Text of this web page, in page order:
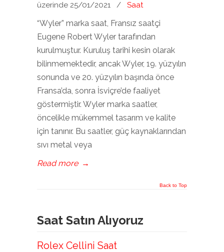
üzerinde 25/01/2021 / Saat
“Wyler” marka saat, Fransız saatçi
Eugene Robert Wyler tarafından
kurulmuştur. Kuruluş tarihi kesin olarak
bilinmemektedir, ancak Wyler, 19. yüzyılın
sonunda ve 20. yüzyılın başında önce
Fransa’da, sonra İsviçre’de faaliyet
göstermiştir. Wyler marka saatler,
öncelikle mükemmel tasarım ve kalite
için tanınır. Bu saatler, güç kaynaklarından
sıvı metal veya
Read more →
Back to Top
Saat Satın Alıyoruz
Rolex Cellini Saat